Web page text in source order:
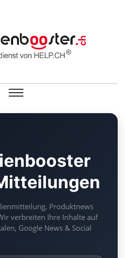
Produktnews
verbreiten Ihre Inhalte auf
Google News & Social